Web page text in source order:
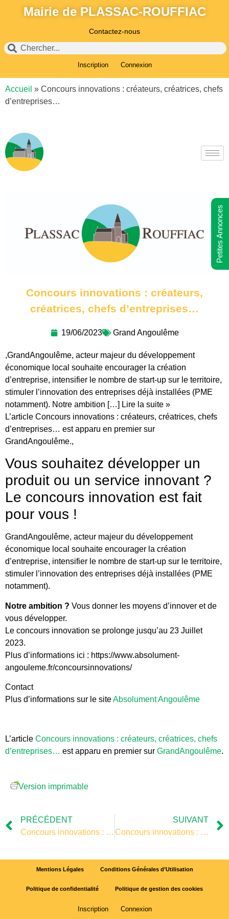
Mairie de PLASSAC-ROUFFIAC
Contactez-nous
Inscription Connexion
Accueil » Concours innovations : créateurs, créatrices, chefs
d’entreprises…
Concours innovations : créateurs,
créatrices, chefs d’entreprises…
19/06/2023 Grand Angoulême
,GrandAngoulême, acteur majeur du développement
économique local souhaite encourager la création
d’entreprise, intensifier le nombre de start-up sur le territoire,
stimuler l’innovation des entreprises déjà installées (PME
notamment). Notre ambition […] Lire la suite »
L’article Concours innovations : créateurs, créatrices, chefs
d’entreprises… est apparu en premier sur
GrandAngoulême.,
Vous souhaitez développer un
produit ou un service innovant ?
Le concours innovation est fait
pour vous !
GrandAngoulême, acteur majeur du développement
économique local souhaite encourager la création
d’entreprise, intensifier le nombre de start-up sur le territoire,
stimuler l’innovation des entreprises déjà installées (PME
notamment).
Notre ambition ? Vous donner les moyens d’innover et de
vous développer.
Le concours innovation se prolonge jusqu’au 23 Juillet
2023.
Plus d’informations ici : https://www.absolument-
angouleme.fr/concoursinnovations/
Contact
Plus d’informations sur le siteAbsolument Angoulême
L’article Concours innovations : créateurs, créatrices, chefs
d’entreprises… est apparu en premier sur GrandAngoulême.
Version imprimable
PRÉCÉDENT
Concours innovations : créateurs, créatrices, chefs d’entreprises…
SUIVANT
Concours innovations : créateurs, créatrices, chefs d’entreprises…
Mentions Légales Conditions Générales d’Utilisation
Politique de confidentialité Politique de gestion des cookies
Inscription Connexion
Petites Annonces